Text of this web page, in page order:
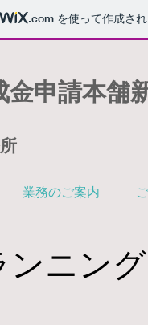
.com を使って作成さ
金申請本舗
業務のご案内
ンニング